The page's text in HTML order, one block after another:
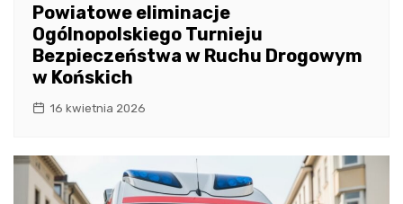
Powiatowe eliminacje
Ogólnopolskiego Turnieju
Bezpieczeństwa w Ruchu Drogowym
w Końskich
16 kwietnia 2026